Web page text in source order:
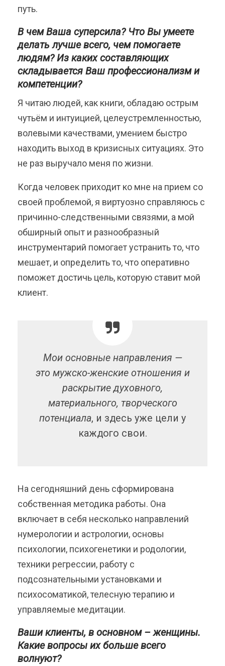
путь.
В чем Ваша суперсила? Что Вы умеете
делать лучше всего, чем помогаете
людям? Из каких составляющих
складывается Ваш профессионализм и
компетенции?
Я читаю людей, как книги, обладаю острым
чутьём и интуицией, целеустремленностью,
волевыми качествами, умением быстро
находить выход в кризисных ситуациях. Это
не раз выручало меня по жизни.
Когда человек приходит ко мне на прием со
своей проблемой, я виртуозно справляюсь с
причинно-следственными связями, а мой
обширный опыт и разнообразный
инструментарий помогает устранить то, что
мешает, и определить то, что оперативно
поможет достичь цель, которую ставит мой
клиент.
Мои основные направления —
это мужско-женские отношения и
раскрытие духовного,
материального, творческого
потенциала, и здесь уже цели у
каждого свои.
На сегодняшний день сформирована
собственная методика работы. Она
включает в себя несколько направлений
нумерологии и астрологии, основы
психологии, психогенетики и родологии,
техники регрессии, работу с
подсознательными установками и
психосоматикой, телесную терапию и
управляемые медитации.
Ваши клиенты, в основном – женщины.
Какие вопросы их больше всего
волнуют?